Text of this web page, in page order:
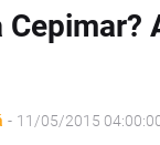
Cepimar?
- 11/05/2015